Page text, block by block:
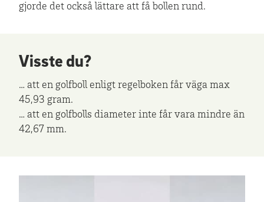
gjorde det också lättare att få bollen rund.
Visste du?
… att en golfboll enligt regelboken får väga max
45,93 gram.
… att en golfbolls diameter inte får vara mindre än
42,67 mm.